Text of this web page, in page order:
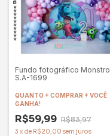
Fundo fotográfico Monstro
S.A-1699
QUANTO + COMPRAR + VOCÊ
GANHA!
R$59,99 R$83,97
3 x de R$20,00 sem juros